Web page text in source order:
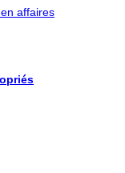
affaires